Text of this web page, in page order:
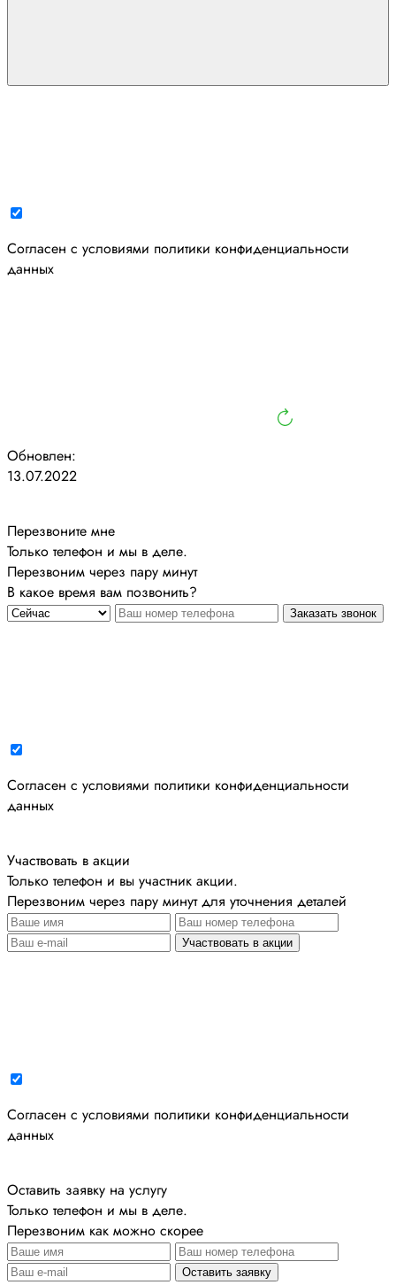
Cогласен с условиями политики конфиденциальности
данных
Обновлен:
13.07.2022
Перезвоните мне
Только телефон и мы в деле.
Перезвоним через пару минут
В какое время вам позвонить?
Заказать звонок
Cогласен с условиями политики конфиденциальности
данных
Участвовать в акции
Только телефон и вы участник акции.
Перезвоним через пару минут для уточнения деталей
Участвовать в акции
Cогласен с условиями политики конфиденциальности
данных
Оставить заявку на услугу
Только телефон и мы в деле.
Перезвоним как можно скорее
Оставить заявку